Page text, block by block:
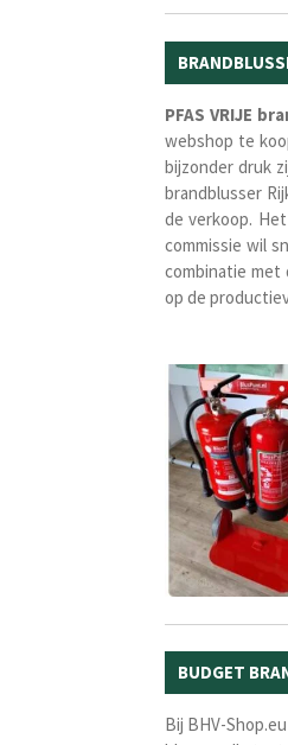
PFAS VRIJE
webshop te
bijzonder druk
brandblusser
de verkoop.
commissie wil
combinatie met
op de
BUDGET
Bij BHV-